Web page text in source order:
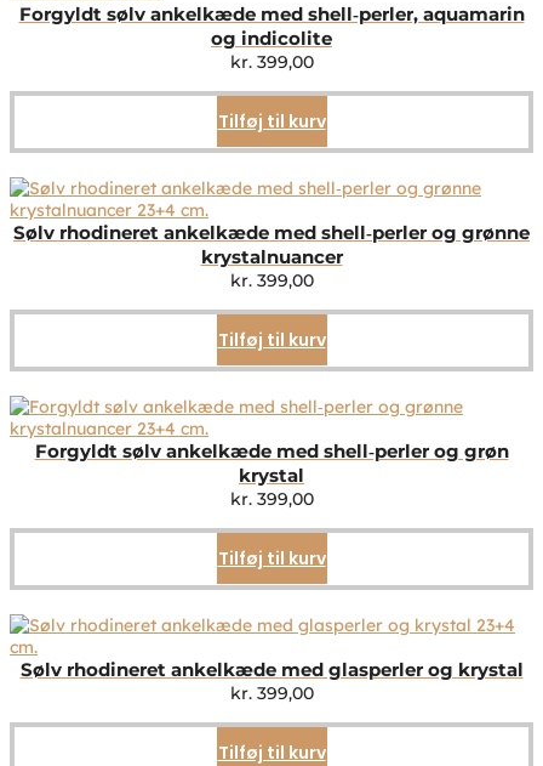
Forgyldt sølv ankelkæde med shell‑perler, aquamarin
og indicolite
kr.399,00
Tilføj til kurv
Sølv rhodineret ankelkæde med shell‑perler og grønne
krystalnuancer
kr.399,00
Tilføj til kurv
Forgyldt sølv ankelkæde med shell‑perler og grøn
krystal
kr.399,00
Tilføj til kurv
Sølv rhodineret ankelkæde med glasperler og krystal
kr.399,00
Tilføj til kurv